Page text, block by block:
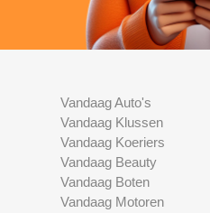
Vandaag Auto's
Vandaag Klussen
Vandaag Koeriers
Vandaag Beauty
Vandaag Boten
Vandaag Motoren